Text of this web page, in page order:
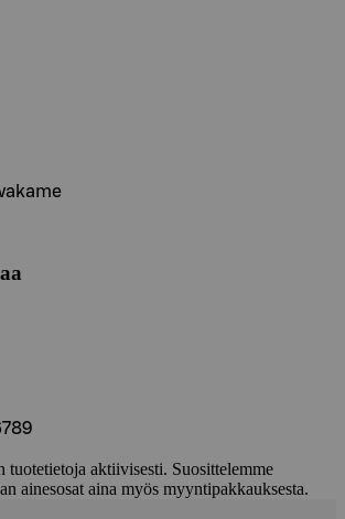
tuotetietoja aktiivisesti. Suosittelemme
ainesosat aina myös myyntipakkauksesta.